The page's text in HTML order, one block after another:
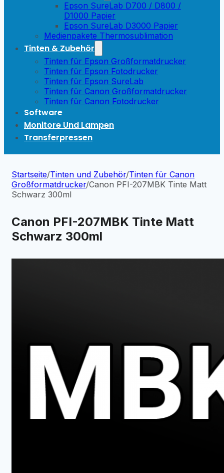
Epson SureLab D700 / D800 /
D1000 Papier
Epson SureLab D3000 Papier
Medienpakete Thermosublimation
Tinten & Zubehör
Tinten für Epson Großformatdrucker
Tinten für Epson Fotodrucker
Tinten für Epson SureLab
Tinten für Canon Großformatdrucker
Tinten für Canon Fotodrucker
Software
Monitore Und Lampen
Transferpressen
Startseite/Tinten und Zubehör/Tinten für Canon
Großformatdrucker/Canon PFI-207MBK Tinte Matt
Schwarz 300ml
Canon PFI-207MBK Tinte Matt
Schwarz 300ml